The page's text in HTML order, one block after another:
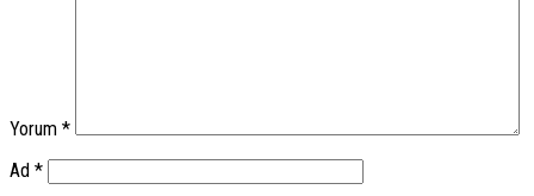
Yorum *
Ad *